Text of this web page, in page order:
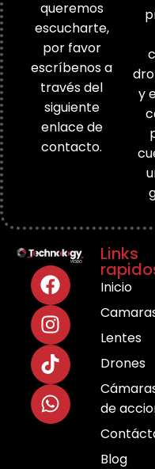
queremos
escucharte,
por favor
escríbenos a
través del
siguiente
enlace de
contacto.
y
Links
Inicio
Lentes
Drones
de
Blog